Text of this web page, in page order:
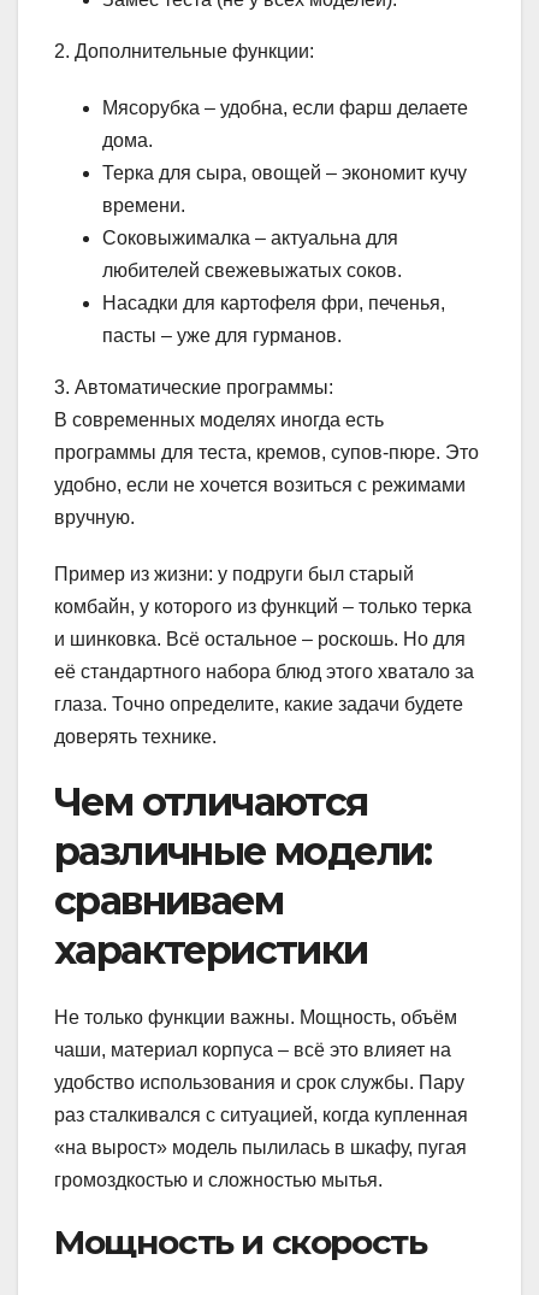
2. Дополнительные функции:
Мясорубка – удобна, если фарш делаете
дома.
Терка для сыра, овощей – экономит кучу
времени.
Соковыжималка – актуальна для
любителей свежевыжатых соков.
Насадки для картофеля фри, печенья,
пасты – уже для гурманов.
3. Автоматические программы:
В современных моделях иногда есть
программы для теста, кремов, супов-пюре. Это
удобно, если не хочется возиться с режимами
вручную.
Пример из жизни: у подруги был старый
комбайн, у которого из функций – только терка
и шинковка. Всё остальное – роскошь. Но для
её стандартного набора блюд этого хватало за
глаза. Точно определите, какие задачи будете
доверять технике.
Чем отличаются
различные модели:
сравниваем
характеристики
Не только функции важны. Мощность, объём
чаши, материал корпуса – всё это влияет на
удобство использования и срок службы. Пару
раз сталкивался с ситуацией, когда купленная
«на вырост» модель пылилась в шкафу, пугая
громоздкостью и сложностью мытья.
Мощность и скорость